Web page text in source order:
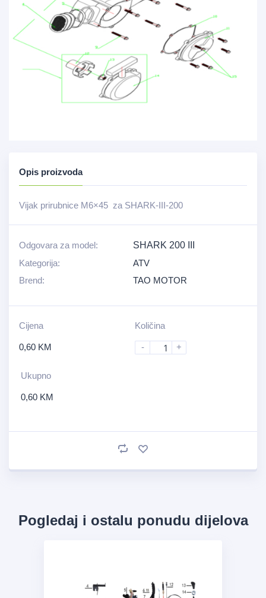
Opis proizvoda
Vijak prirubnice M6×45 za SHARK-III-200
Odgovara za model:
SHARK 200 III
Kategorija:
ATV
Brend:
TAO MOTOR
Cijena
0,60 KM
Količina
- +
Ukupno
0,60 KM
Pogledaj i ostalu ponudu dijelova